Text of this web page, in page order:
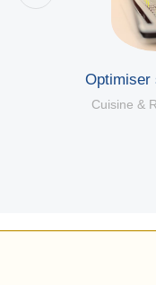
Optimiser
Cuisine &